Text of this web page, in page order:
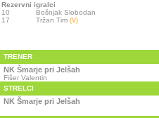
Rezervni igralci
10
Bošnjak Slobodan
17
Tržan Tim (V)
TRENER
NK Šmarje pri Jelšah
Fišer Valentin
STRELCI
NK Šmarje pri Jelšah